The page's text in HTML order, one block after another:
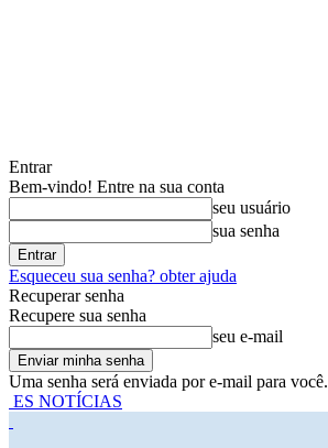
Entrar
Bem-vindo! Entre na sua conta
seu usuário
sua senha
Esqueceu sua senha? obter ajuda
Recuperar senha
Recupere sua senha
seu e-mail
Uma senha será enviada por e-mail para você.
ES NOTÍCIAS